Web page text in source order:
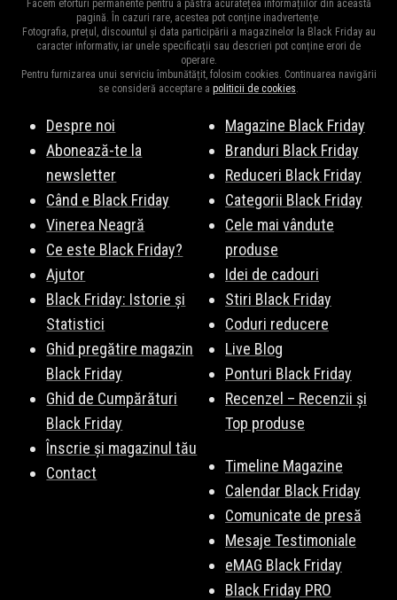
Facem eforturi permanente pentru a păstra acuratețea informațiilor din această
pagină. În cazuri rare, acestea pot conține inadvertențe.
Fotografia, prețul, discountul și data participării a magazinelor la Black Friday au
caracter informativ, iar unele specificații sau descrieri pot conține erori de
operare.
Pentru furnizarea unui serviciu îmbunătățit, folosim cookies. Continuarea navigării
se consideră acceptare a politicii de cookies.
Despre noi
Abonează-te la
newsletter
Când e Black Friday
Vinerea Neagră
Ce este Black Friday?
Ajutor
Black Friday: Istorie și
Statistici
Ghid pregătire magazin
Black Friday
Ghid de Cumpărături
Black Friday
Înscrie și magazinul tău
Contact
Magazine Black Friday
Branduri Black Friday
Reduceri Black Friday
Categorii Black Friday
Cele mai vândute
produse
Idei de cadouri
Stiri Black Friday
Coduri reducere
Live Blog
Ponturi Black Friday
Recenzel – Recenzii și
Top produse
Timeline Magazine
Calendar Black Friday
Comunicate de presă
Mesaje Testimoniale
eMAG Black Friday
Black Friday PRO